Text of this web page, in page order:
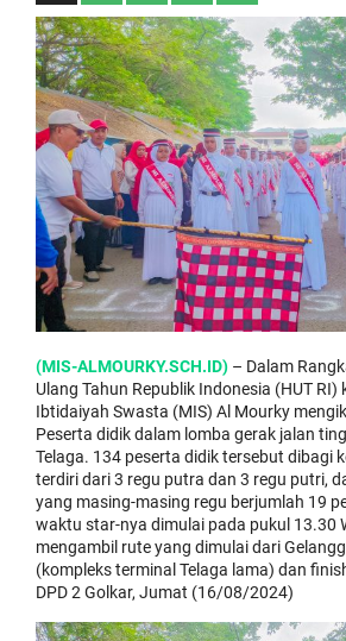
(MIS-ALMOURKY.SCH.ID) – Dalam
Ulang Tahun Republik Indonesia (HUT RI)
Ibtidaiyah Swasta (MIS) Al Mourky
Peserta didik dalam lomba gerak jalan
Telaga. 134 peserta didik tersebut dibagi
terdiri dari 3 regu putra dan 3 regu putri,
yang masing-masing regu berjumlah 19
waktu star-nya dimulai pada pukul 13.30
mengambil rute yang dimulai dari
(kompleks terminal Telaga lama) dan
DPD 2 Golkar, Jumat (16/08/2024)